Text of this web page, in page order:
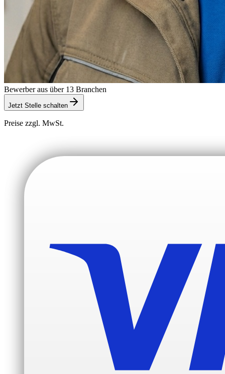
Bewerber aus über 13 Branchen
Jetzt Stelle schalten
Preise zzgl. MwSt.